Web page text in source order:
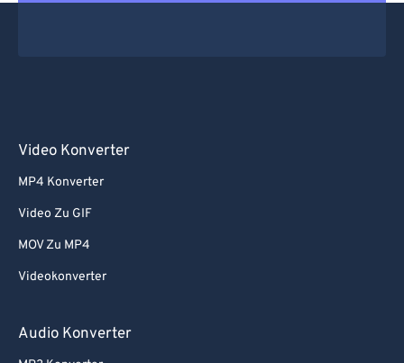
Video Konverter
MP4 Konverter
Video Zu GIF
MOV Zu MP4
Videokonverter
Audio Konverter